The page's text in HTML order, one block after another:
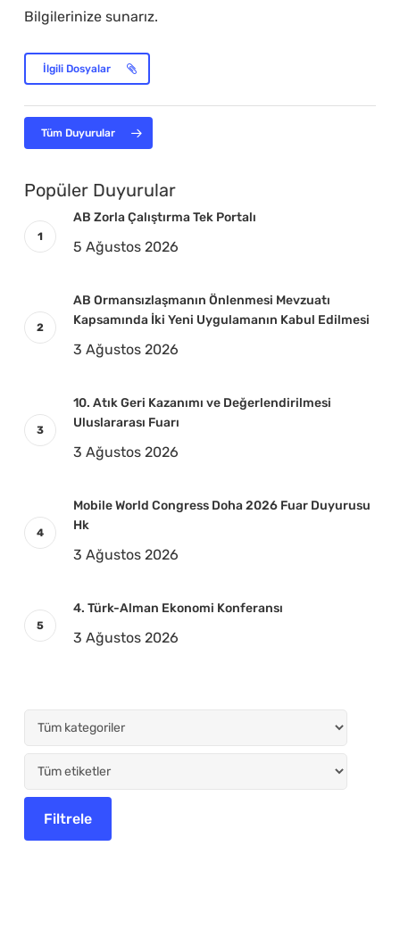
Bilgilerinize sunarız.
İlgili Dosyalar
Tüm Duyurular
Popüler Duyurular
AB Zorla Çalıştırma Tek Portalı
5 Ağustos 2026
AB Ormansızlaşmanın Önlenmesi Mevzuatı
Kapsamında İki Yeni Uygulamanın Kabul Edilmesi
3 Ağustos 2026
10. Atık Geri Kazanımı ve Değerlendirilmesi
Uluslararası Fuarı
3 Ağustos 2026
Mobile World Congress Doha 2026 Fuar Duyurusu
Hk
3 Ağustos 2026
4. Türk-Alman Ekonomi Konferansı
3 Ağustos 2026